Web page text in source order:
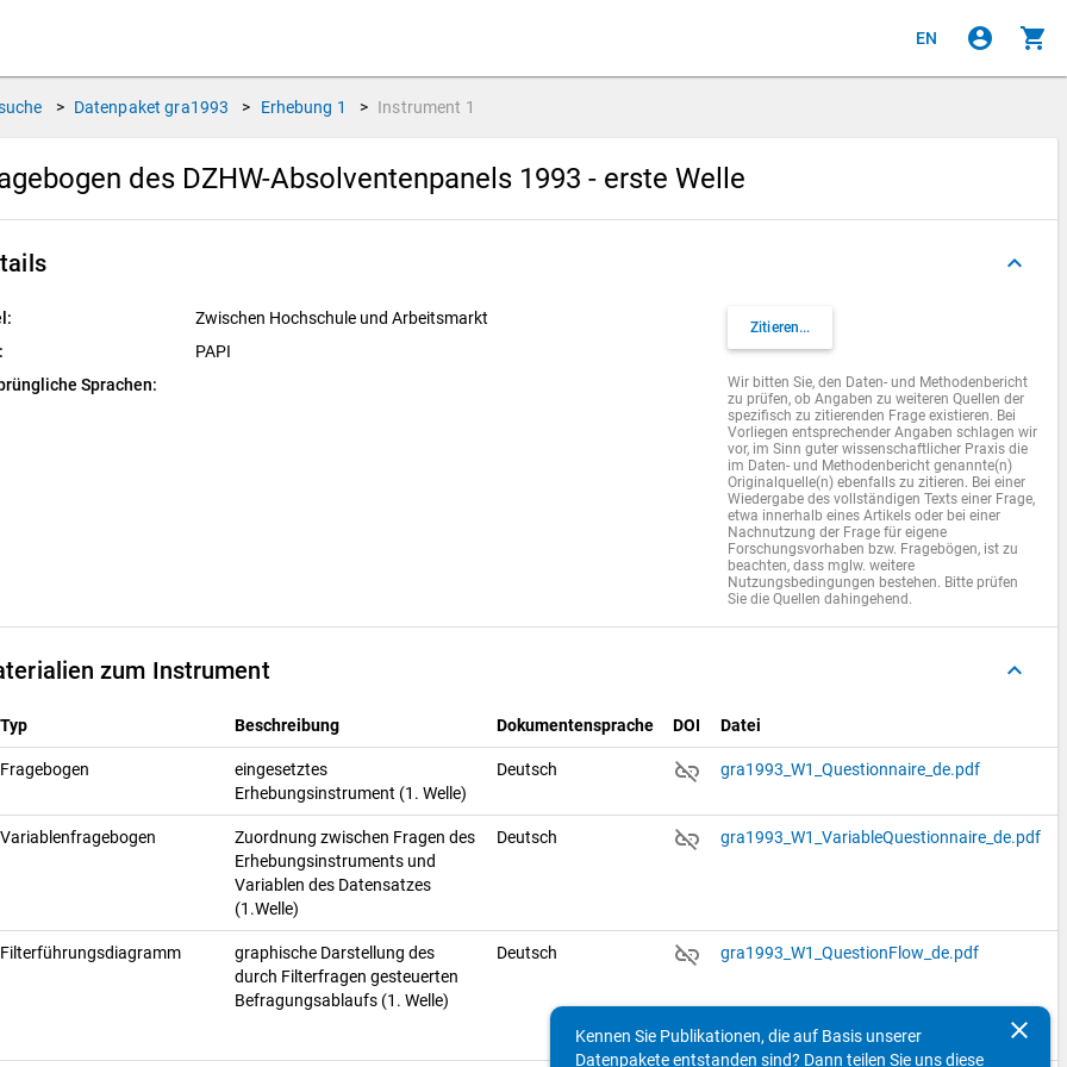
EN account_circle shopping_cart
> Datenpaket gra1993 > Erhebung 1 > Instrument 1
des DZHW-Absolventenpanels 1993 - erste Welle
keyboard_arrow_up
Zwischen Hochschule und Arbeitsmarkt
PAPI
Sprachen:
Zitieren...
Wir bitten Sie, den Daten- und Methodenbericht
zu prüfen, ob Angaben zu weiteren Quellen der
spezifisch zu zitierenden Frage existieren. Bei
Vorliegen entsprechender Angaben schlagen wir
vor, im Sinn guter wissenschaftlicher Praxis die
im Daten- und Methodenbericht genannte(n)
Originalquelle(n) ebenfalls zu zitieren. Bei einer
Wiedergabe des vollständigen Texts einer Frage,
etwa innerhalb eines Artikels oder bei einer
Nachnutzung der Frage für eigene
Forschungsvorhaben bzw. Fragebögen, ist zu
beachten, dass mglw. weitere
Nutzungsbedingungen bestehen. Bitte prüfen
Sie die Quellen dahingehend.
zum Instrument keyboard_arrow_up
Typ Beschreibung Dokumentensprache DOI Datei
Fragebogen
eingesetztes
Erhebungsinstrument (1. Welle)
Deutsch link_off gra1993_W1_Questionnaire_de.pdf
Variablenfragebogen
Zuordnung zwischen Fragen des
Erhebungsinstruments und
Variablen des Datensatzes
(1.Welle)
Deutsch link_off gra1993_W1_VariableQuestionnaire_de.pdf
Filterführungsdiagramm
graphische Darstellung des
durch Filterfragen gesteuerten
Befragungsablaufs (1. Welle)
Deutsch link_off gra1993_W1_QuestionFlow_de.pdf
clear
Kennen Sie Publikationen, die auf Basis unserer
Datenpakete entstanden sind? Dann teilen Sie uns diese